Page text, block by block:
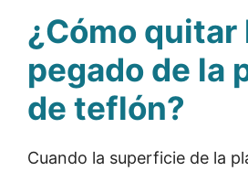
¿Cómo quitar
pegado de la
de teflón?
Cuando la superficie de la